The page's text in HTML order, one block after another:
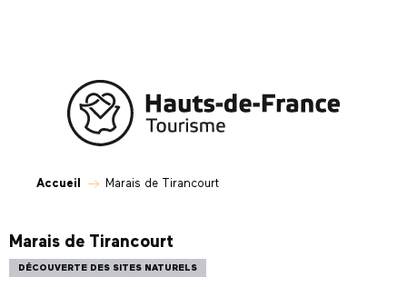
Accueil Marais de Tirancourt
Marais de Tirancourt
DÉCOUVERTE DES SITES NATURELS